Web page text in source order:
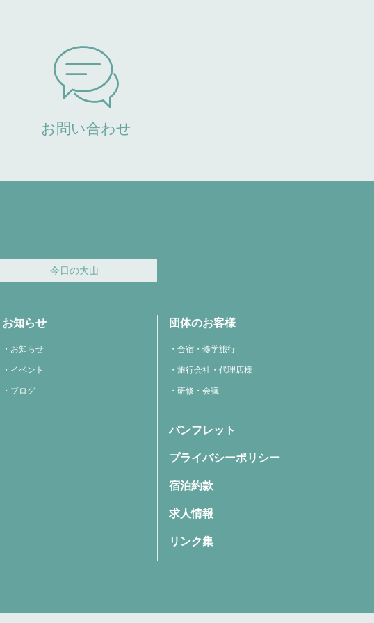
お問い合わせ
今日の大山
お知らせ
お知らせ
イベント
ブログ
団体のお客様
合宿・修学旅行
旅行会社・代理店様
研修・会議
パンフレット
プライバシーポリシー
宿泊約款
求人情報
リンク集